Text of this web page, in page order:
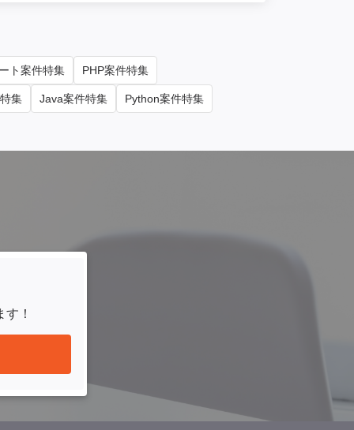
ト案件特集 PHP案件特集
集 Java案件特集 Python案件特集
！